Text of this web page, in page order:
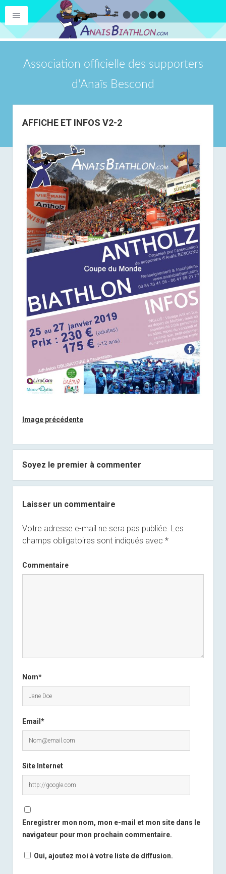
Association officielle des supporters
d'Anaïs Bescond
AFFICHE ET INFOS V2-2
Image précédente
Soyez le premier à commenter
Laisser un commentaire
Votre adresse e-mail ne sera pas publiée. Les
champs obligatoires sont indiqués avec *
Commentaire
Nom*
Email*
Site Internet
Enregistrer mon nom, mon e-mail et mon site dans le
navigateur pour mon prochain commentaire.
Oui, ajoutez moi à votre liste de diffusion.